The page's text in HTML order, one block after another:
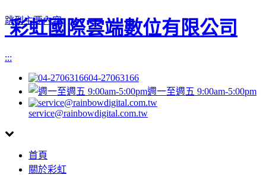
跳到主要內容
彩虹國際雲端數位有限公司
:::
04-27063166
週一至週五 9:00am-5:00pm
service@rainbowdigital.com.tw
Toggle
navigation
首頁
關於彩虹